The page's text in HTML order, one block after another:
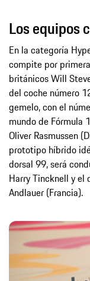
Los equipos
En la categoría
compite por
británicos Will
del coche número
gemelo, con el
mundo de Fórmula
Oliver Rasmussen
prototipo híbrido
dorsal 99, será
Harry Tincknell y el
Andlauer (Francia).